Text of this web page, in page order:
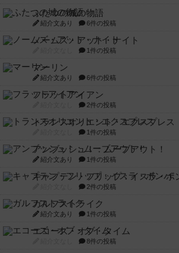
ふたつの城の物語
紹介文あり 6件の投稿
ノームズ・アット・ナイト
1件の投稿
マーリン
紹介文あり 6件の投稿
フラットアイアン
2件の投稿
トランスオリエント・エクスプレス
1件の投稿
アンブッシュ！：ムーブアウト！
紹介文あり 1件の投稿
キャプテン・フリップ：イスラ・ボ
2件の投稿
ガルフストライク
紹介文あり 1件の投稿
エコーズ・オブ・タイム
8件の投稿